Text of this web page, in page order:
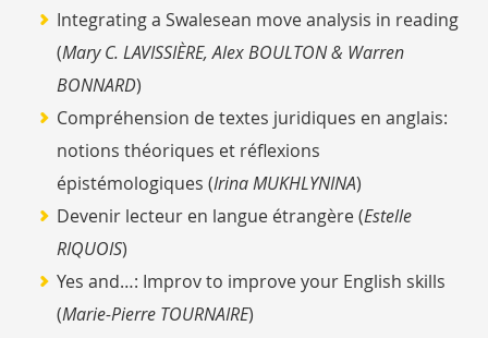
Integrating a Swalesean move analysis in reading
(Mary C. LAVISSIÈRE, Alex BOULTON & Warren
BONNARD)
Compréhension de textes juridiques en anglais:
notions théoriques et réflexions
épistémologiques (Irina MUKHLYNINA)
Devenir lecteur en langue étrangère (Estelle
RIQUOIS)
Yes and…: Improv to improve your English skills
(Marie-Pierre TOURNAIRE)